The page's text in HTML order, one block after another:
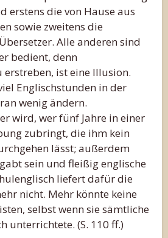
erstens die von Hause aus
sowie zweitens die
Alle anderen sind
bedient, denn
erstreben, ist eine Illusion.
Englischstunden in der
wenig ändern.
wird, wer fünf Jahre in einer
zubringt, die ihm kein
lässt; außerdem
sein und fleißig englische
liefert dafür die
nicht. Mehr könnte keine
selbst wenn sie sämtliche
unterrichtete. (S. 110 ff.)